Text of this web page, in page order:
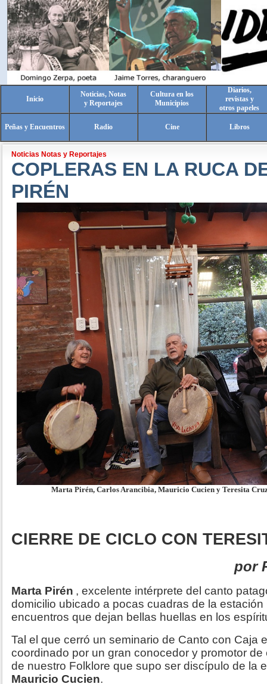
Inicio
Noticias, Notas
y Reportajes
Cultura en los
Municipios
Diarios,
revistas y
otros papeles
Peñas y Encuentros Radio Cine Libros
Noticias Notas y Reportajes
COPLERAS EN LA RUCA
PIRÉN
Marta Pirén, Carlos Arancibia, Mauricio Cucien y Teresita
CIERRE DE CICLO CON
por
Marta Pirén , excelente intérprete del canto
domicilio ubicado a pocas cuadras de la estación
encuentros que dejan bellas huellas en los
Tal el que cerró un seminario de Canto con Caja
coordinado por un gran conocedor y promotor
de nuestro Folklore que supo ser discípulo de la
Mauricio Cucien.